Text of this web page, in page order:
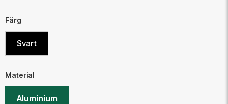
Färg
Svart
Material
Aluminium